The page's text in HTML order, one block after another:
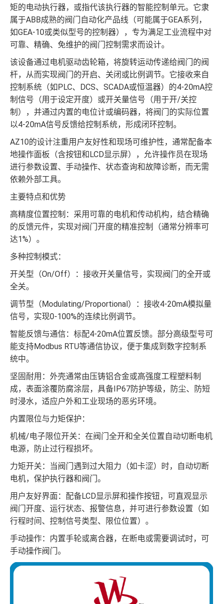
矩的电动执行器，或指代该执行器的智能控制单元。它隶
属于ABB成熟的阀门自动化产品线（可能属于GEA系列，
如GEA-10或类似型号的控制器），专为满足工业流程中对
可靠、精确、免维护的阀门控制需求而设计。
该设备通过电机驱动齿轮箱，将旋转运动传递给阀门的阀
杆，从而实现阀门的开启、关闭或比例调节。它接收来自
控制系统（如PLC、DCS、SCADA或恒温器）的4-20mA控
制信号（用于设定开度）或开关量信号（用于开/关控
制），并通过内置的电位计或编码器，将阀门的实际位置
以4-20mA信号反馈给控制系统，形成闭环控制。
AZ10的设计注重用户友好性和现场可维护性，通常配备本
地操作面板（含按钮和LCD显示屏），允许操作员在现场
进行参数设置、手动操作、状态查询和故障诊断，而无需
依赖外部工具。
主要特点和优势
高精度位置控制：采用可靠的电机和传动机构，结合精确
的反馈元件，实现对阀门开度的精准控制（通常分辨率可
达1%）。
多种控制模式：
开关型（On/Off）：接收开关量信号，实现阀门的全开或
全关。
调节型（Modulating/Proportional）：接收4-20mA模拟量
信号，实现0-100%的连续比例调节。
智能反馈与通信：标配4-20mA位置反馈。部分高级型号可
能支持Modbus RTU等通信协议，便于集成到数字控制系
统中。
坚固耐用：外壳通常由压铸铝合金或高强度工程塑料制
成，表面涂覆防腐涂层，具备IP67防护等级，防尘、防短
时浸水，适应户外和工业现场的恶劣环境。
内置限位与力矩保护：
机械/电子限位开关：在阀门全开和全关位置自动切断电机
电源，防止过行程损坏。
力矩开关：当阀门遇到过大阻力（如卡涩）时，自动切断
电机，保护执行器和阀门。
用户友好界面：配备LCD显示屏和操作按钮，可直观显示
阀门开度、运行状态、报警信息，并可进行参数设置（如
行程时间、控制信号类型、限位位置）。
手动操作：内置手轮或离合器，在断电或需要调试时，可
手动操作阀门。